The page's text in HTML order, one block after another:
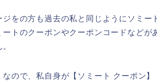
をの方も過去の私と同じようにソミー
ートのクーポンやクーポンコードなどが
ので、私自身が【ソミート クーポン